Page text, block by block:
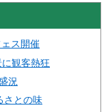
ス開催
観客熱狂
況
さとの味